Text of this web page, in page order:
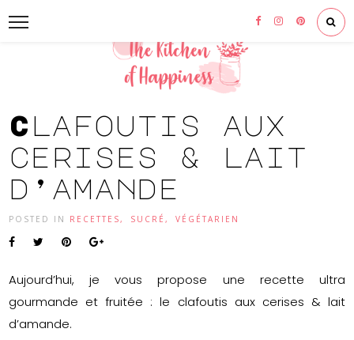
Clafoutis aux
cerises & lait
d’amande
POSTED IN RECETTES, SUCRÉ, VÉGÉTARIEN
Aujourd’hui, je vous propose une recette ultra
gourmande et fruitée : le clafoutis aux cerises & lait
d’amande.